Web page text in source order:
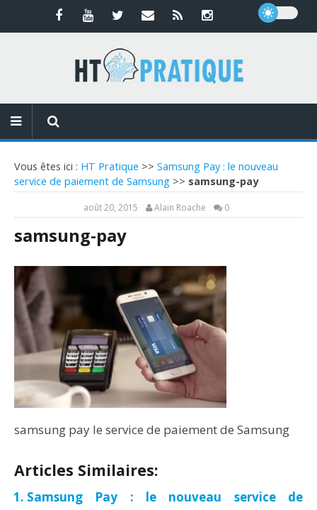
Vous êtes ici : HT Pratique >> Samsung Pay : le nouveau
service de paiement de Samsung >> samsung-pay
août 20, 2015 Alain Roache 0
samsung-pay
samsung pay le service de paiement de Samsung
Articles Similaires:
Samsung Pay : le nouveau service de